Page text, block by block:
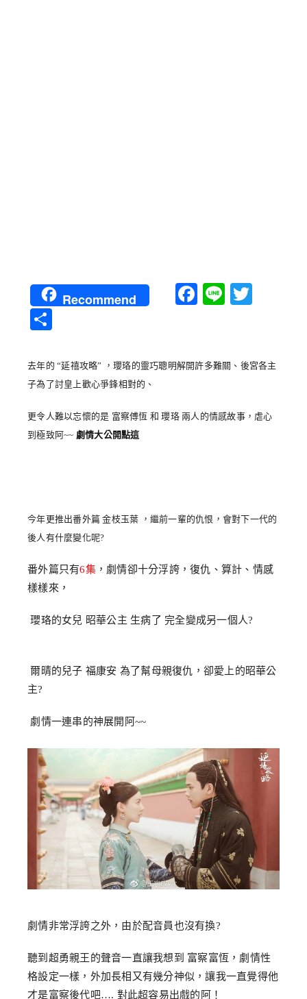
Recommend Facebook
Line
去年的 “延禧攻略” ，瓔珞的靈巧聰明解開許多難關、後宮各主
子為了討皇上歡心爭鋒相對的、
更令人難以忘懷的是 富察傅恆 和 瓔珞 兩人的情感故事，虐心
到極致阿~~ 劇情大公開點這
今年更推出番外篇 金枝玉葉 ，繼前一輩的仇恨，會對下一代的
後人有什麼變化呢?
番外篇只有6集，劇情卻十分浮誇，復仇、算計、情感
樣樣來，
瓔珞的女兒 昭華公主 生病了 完全變成另一個人?
爾晴的兒子 福康安 為了幫母親復仇，卻愛上的昭華公
主?
劇情一連串的神展開阿~~
劇情非常浮誇之外，由於配音員也沒有換?
聽到超勇親王的聲音一直讓我想到 富察富恆，劇情性
格設定一樣，外加長相又有幾分神似，讓我一直覺得他
才是富察後代吧…. 對此超容易出戲的阿！